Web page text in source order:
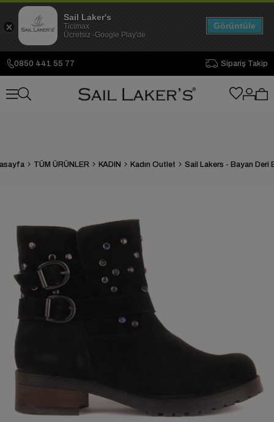
0850 441 55 77 Sipariş Takip
TÜM ÜRÜNLER KADIN Kadın Outlet Sail Lakers - Bayan Deri
Sail Laker's
Ticimax
Ücretsiz -Google Play'de
Görüntüle